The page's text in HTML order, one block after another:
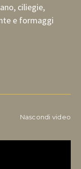
ciliegie,
e formaggi
Nascondi video